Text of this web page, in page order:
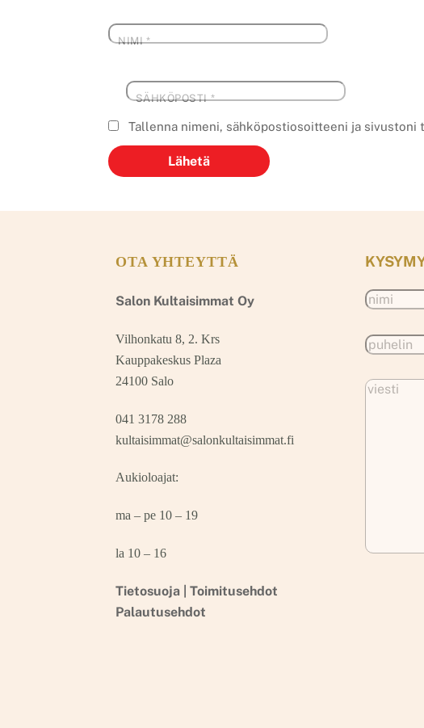
NIMI*
SÄHKÖPOSTI*
Tallenna nimeni, sähköpostiosoitteeni ja
OTA YHTEYTTÄ
Salon Kultaisimmat Oy
Vilhonkatu 8, 2. Krs
Kauppakeskus Plaza
24100 Salo
041 3178 288
kultaisimmat@salonkultaisimmat.fi
Aukioloajat:
ma – pe 10 – 19
la 10 – 16
Tietosuoja | Toimitusehdot
Palautusehdot